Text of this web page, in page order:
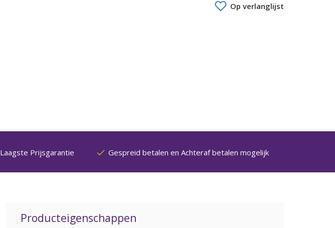
Op verlanglijst
Laagste Prijsgarantie Gespreid betalen en Achteraf betalen mogelijk
Producteigenschappen